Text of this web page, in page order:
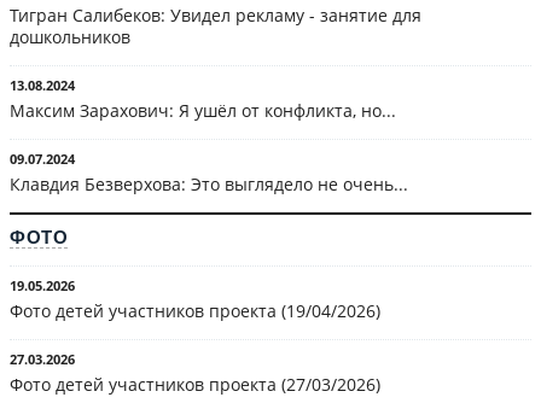
Тигран Салибеков: Увидел рекламу - занятие для
дошкольников
13.08.2024
Максим Зарахович: Я ушёл от конфликта, но...
09.07.2024
Клавдия Безверхова: Это выглядело не очень...
ФОТО
19.05.2026
Фото детей участников проекта (19/04/2026)
27.03.2026
Фото детей участников проекта (27/03/2026)